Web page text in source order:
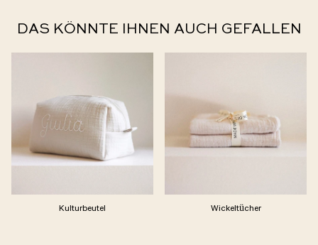
DAS KÖNNTE IHNEN AUCH GEFALLEN
Kulturbeutel Wickeltücher